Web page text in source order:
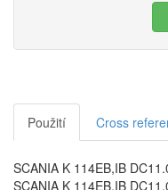
Použití Cross
SCANIA K 114EB,IB
SCANIA K 114EB,IB